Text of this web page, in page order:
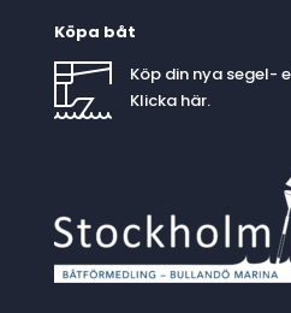
Köpa båt
Köp din nya segel-
Klicka här.